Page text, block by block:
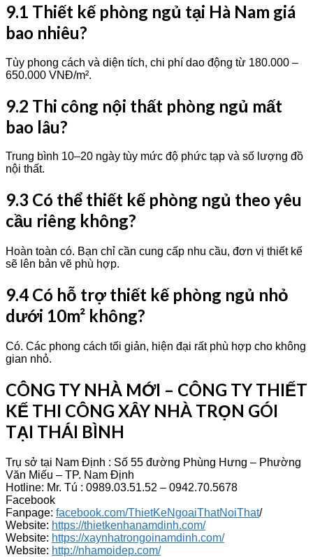
9.1 Thiết kế phòng ngủ tại Hà Nam giá
bao nhiêu?
Tùy phong cách và diện tích, chi phí dao động từ 180.000 –
650.000 VNĐ/m².
9.2 Thi công nội thất phòng ngủ mất
bao lâu?
Trung bình 10–20 ngày tùy mức độ phức tạp và số lượng đồ
nội thất.
9.3 Có thể thiết kế phòng ngủ theo yêu
cầu riêng không?
Hoàn toàn có. Bạn chỉ cần cung cấp nhu cầu, đơn vị thiết kế
sẽ lên bản vẽ phù hợp.
9.4 Có hỗ trợ thiết kế phòng ngủ nhỏ
dưới 10m² không?
Có. Các phong cách tối giản, hiện đại rất phù hợp cho không
gian nhỏ.
CÔNG TY NHÀ MỚI – CÔNG TY THIẾT
KẾ THI CÔNG XÂY NHÀ TRỌN GÓI
TẠI THÁI BÌNH
Trụ sở tại Nam Định : Số 55 đường Phùng Hưng – Phường
Văn Miếu – TP. Nam Định
Hotline: Mr. Tú : 0989.03.51.52 – 0942.70.5678
Facebook
Fanpage: facebook.com/ThietKeNgoaiThatNoiThat/
Website: https://thietkenhanamdinh.com/
Website: https://xaynhatrongoinamdinh.com/
Website: http://nhamoidep.com/